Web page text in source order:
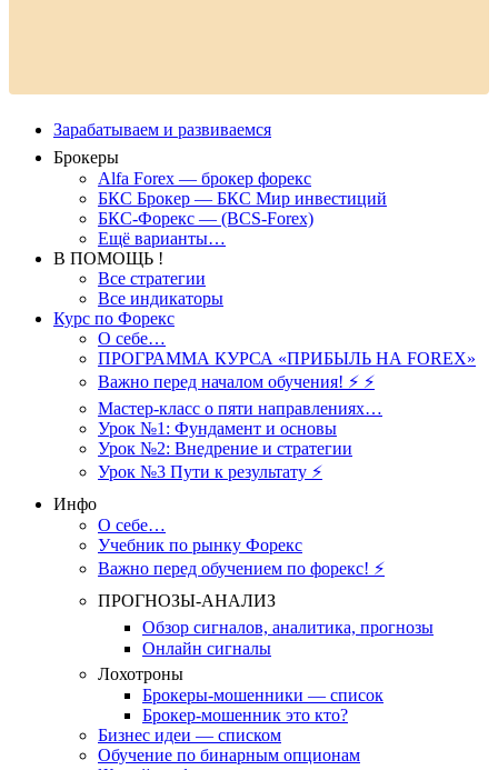
Зарабатываем и развиваемся
Брокеры
Alfa Forex — брокер форекс
БКС Брокер — БКС Мир инвестиций
БКС-Форекс — (BCS-Forex)
Ещё варианты…
В ПОМОЩЬ !
Все стратегии
Все индикаторы
Курс по Форекс
О себе…
ПРОГРАММА КУРСА «ПРИБЫЛЬ НА FOREX»
Важно перед началом обучения! ⚡ ⚡
Мастер-класс о пяти направлениях…
Урок №1: Фундамент и основы
Урок №2: Внедрение и стратегии
Урок №3 Пути к результату ⚡️
Инфо
О себе…
Учебник по рынку Форекс
Важно перед обучением по форекс! ⚡
ПРОГНОЗЫ-АНАЛИЗ
Обзор сигналов, аналитика, прогнозы
Онлайн сигналы
Лохотроны
Брокеры-мошенники — список
Брокер-мошенник это кто?
Бизнес идеи — списком
Обучение по бинарным опционам